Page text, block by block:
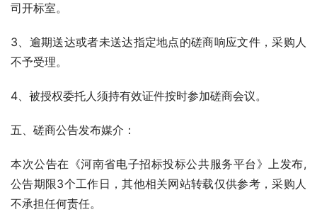
司开标室。
3、逾期送达或者未送达指定地点的磋商响应文件，采购人
不予受理。
4、被授权委托人须持有效证件按时参加磋商会议。
五、磋商公告发布媒介：
本次公告在《河南省电子招标投标公共服务平台》上发布,
公告期限3个工作日，其他相关网站转载仅供参考，采购人
不承担任何责任。